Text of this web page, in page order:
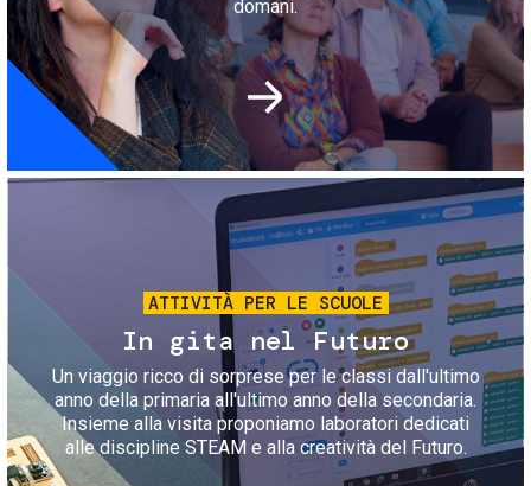
domani.
Immagine
ATTIVITÀ PER LE SCUOLE
In gita nel Futuro
Un viaggio ricco di sorprese per le classi dall'ultimo
anno della primaria all'ultimo anno della secondaria.
Insieme alla visita proponiamo laboratori dedicati
alle discipline STEAM e alla creatività del Futuro.